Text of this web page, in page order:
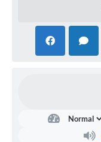
Contratos
Carta de Serviços